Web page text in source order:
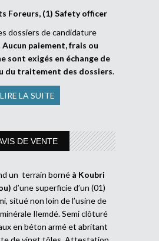
Foreurs, (1) Safety officer
dossiers de candidature
Aucun paiement, frais ou
sont exigés en échange de
du traitement des dossiers.
LIRE LA SUITE
DE VENTE
un terrain borné à Koubri
d’une superficie d’un (01)
situé non loin de l’usine de
Ilemdé. Semi clôturé
en béton armé et abritant